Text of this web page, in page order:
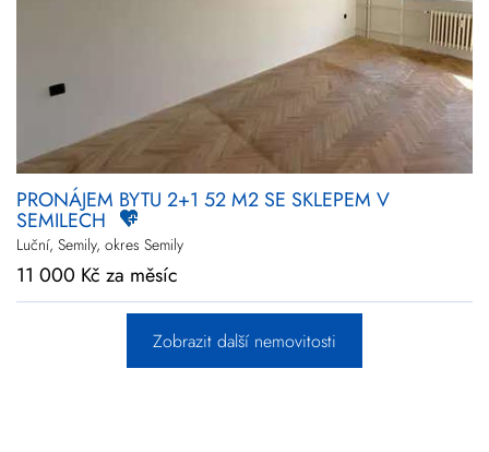
PRONÁJEM BYTU 2+1 52 M2 SE SKLEPEM V
SEMILECH
Luční, Semily, okres Semily
11 000 Kč za měsíc
Zobrazit další nemovitosti